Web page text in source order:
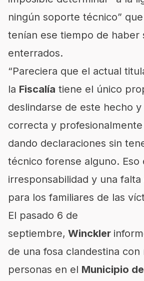
ningún soporte técnico”
tenían ese tiempo de haber
enterrados.
“Pareciera que el actual
la Fiscalía tiene el único
deslindarse de este hecho
correcta y
dando declaraciones sin
técnico forense alguno. Eso
irresponsabilidad y una
para los familiares de las
El pasado 6 de
septiembre, Winckler
de una fosa clandestina con
personas en el Municipio